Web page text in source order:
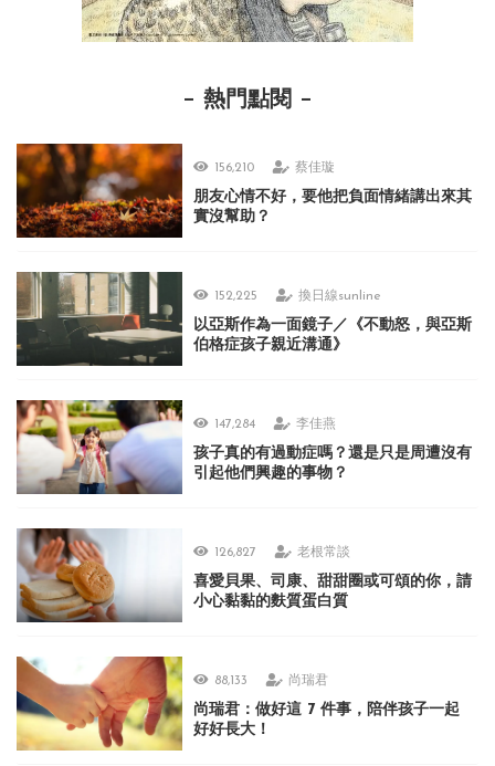
熱門點閱
156,210 蔡佳璇
朋友心情不好，要他把負面情緒講出來其
實沒幫助？
152,225 換日線sunline
以亞斯作為一面鏡子／《不動怒，與亞斯
伯格症孩子親近溝通》
147,284 李佳燕
孩子真的有過動症嗎？還是只是周遭沒有
引起他們興趣的事物？
126,827 老根常談
喜愛貝果、司康、甜甜圈或可頌的你，請
小心黏黏的麩質蛋白質
88,133 尚瑞君
尚瑞君：做好這 7 件事，陪伴孩子一起
好好長大！